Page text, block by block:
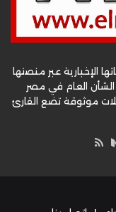
الإخبارية عبر منصتها
الشأن العام في مصر
موثوقة تضع القارئ
وسط